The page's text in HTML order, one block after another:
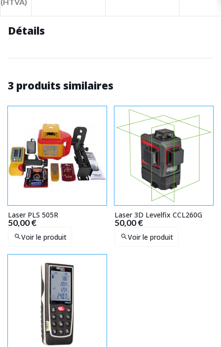
(HTVA)
Détails
3 produits similaires
Laser PLS 505R
50,00 €
Voir le produit
Laser 3D Levelfix CCL260G
50,00 €
Voir le produit